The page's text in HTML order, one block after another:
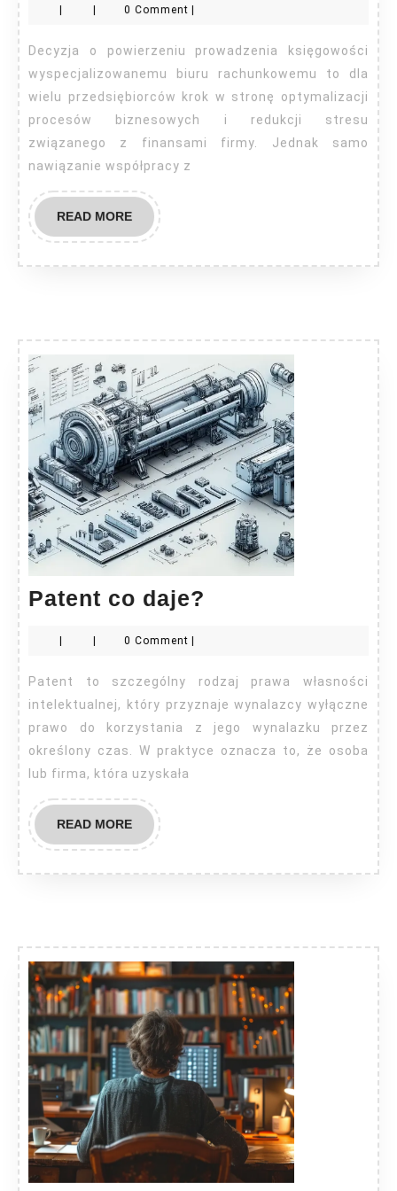
prowadzenie
ksiąg
przez
biuro
rachunkowe?
| | 0 Comment |
Decyzja o powierzeniu prowadzenia księgowości
wyspecjalizowanemu biuru rachunkowemu to dla
wielu przedsiębiorców krok w stronę optymalizacji
procesów biznesowych i redukcji stresu
związanego z finansami firmy. Jednak samo
nawiązanie współpracy z
READ MOREREAD
MORE
Patent co daje?
| | 0 Comment |
Patent to szczególny rodzaj prawa własności
intelektualnej, który przyznaje wynalazcy wyłączne
prawo do korzystania z jego wynalazku przez
określony czas. W praktyce oznacza to, że osoba
lub firma, która uzyskała
READ MOREREAD
MORE